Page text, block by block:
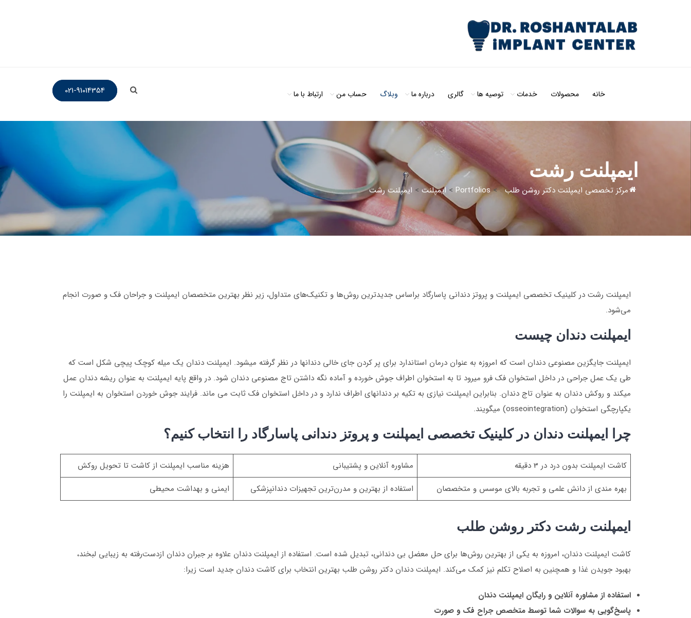
خانه محصولات خدمات توصیه ها گالری درباره ما وبلاگ حساب من ارتباط با ما 021-91014354
ایمپلنت رشت
مرکز تخصصی ایمپلنت دکتر روشن طلب >
Portfolios
> ایمپلنت > ایمپلنت رشت
ایمپلنت رشت در کلینیک تخصصی ایمپلنت و پروتز دندانی پاسارگاد براساس جدیدترین روش‌ها و تکنیک‌های متداول، زیر نظر بهترین متخصصان ایمپلنت و جراحان فک و صورت انجام
می‌شود.
ایمپلنت دندان چیست
ایمپلنت جایگزین مصنوعی دندان است که امروزه به عنوان درمان استاندارد برای پر کردن جای خالی دندانها در نظر گرفته میشود. ایمپلنت دندان یک میله کوچک پیچی شکل است که
طی یک عمل جراحی در داخل استخوان فک فرو میرود تا به استخوان اطراف جوش خورده و آماده نگه داشتن تاج مصنوعی دندان شود. در واقع پایه ایمپلنت به عنوان ریشه دندان عمل
میکند و روکش دندان به عنوان تاج دندان. بنابراین ایمپلنت نیازی به تکیه بر دندانهای اطراف ندارد و در داخل استخوان فک ثابت می ماند. فرایند جوش خوردن استخوان به ایمپلنت را
یکپارچگی استخوان (osseointegration) میگویند.
چرا ایمپلنت دندان در کلینیک تخصصی ایمپلنت و پروتز دندانی پاسارگاد را انتخاب کنیم؟
کاشت ایمپلنت بدون درد در 3 دقیقه مشاوره آنلاین و پشتیبانی
هزینه مناسب ایمپلنت از کاشت تا تحویل روکش
بهره مندی از دانش علمی و تجربه بالای موسس و متخصصان
استفاده از بهترین و مدرن‌ترین تجهیزات دندانپزشکی ایمنی و بهداشت محیطی
ایمپلنت رشت دکتر روشن طلب
کاشت ایمپلنت دندان، امروزه به یکی از بهترین روش‌ها برای حل معضل بی دندانی، تبدیل شده است. استفاده از ایمپلنت دندان علاوه بر جبران دندان ازدست‌رفته به زیبایی لبخند،
بهبود جویدن غذا و همچنین به اصلاح تکلم نیز کمک می‌کند. ایمپلنت دندان دکتر روشن طلب بهترین انتخاب برای کاشت دندان جدید است زیرا:
استفاده از مشاوره آنلاین و رایگان ایمپلنت دندان
پاسخ‌گویی به سوالات شما توسط متخصص جراح فک و صورت